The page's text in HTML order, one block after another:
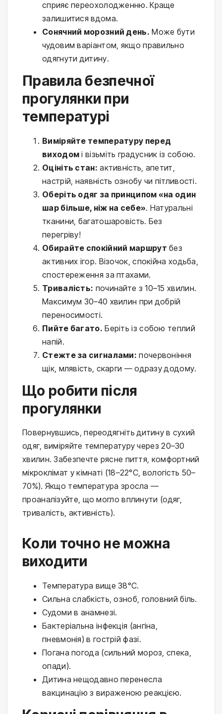
сприяє переохолодженню. Краще
залишитися вдома.
Сонячний морозний день. Може бути
чудовим варіантом, якщо правильно
одягнути дитину.
Правила безпечної
прогулянки при
температурі
Виміряйте температуру перед
виходом і візьміть градусник із собою.
Оцініть стан: активність, апетит,
настрій, наявність ознобу чи пітливості.
Оберіть одяг за принципом «на один
шар більше, ніж на себе». Натуральні
тканини, багатошаровість. Без
перегріву!
Обирайте спокійний маршрут без
активних ігор. Візочок, спокійна ходьба,
спостереження за птахами.
Тривалість: починайте з 10–15 хвилин.
Максимум 30–40 хвилин при добрій
переносимості.
Пийте багато. Беріть із собою теплий
напій.
Стежте за сигналами: почервоніння
щік, млявість, скарги — одразу додому.
Що робити після
прогулянки
Повернувшись, переодягніть дитину в сухий
одяг, виміряйте температуру через 20–30
хвилин. Забезпечте рясне пиття, комфортний
мікроклімат у кімнаті (18–22°C, вологість 50–
70%). Якщо температура зросла —
проаналізуйте, що могло вплинути (одяг,
тривалість, активність).
Коли точно не можна
виходити
Температура вище 38°C.
Сильна слабкість, озноб, головний біль.
Судоми в анамнезі.
Бактеріальна інфекція (ангіна,
пневмонія) в гострій фазі.
Погана погода (сильний мороз, спека,
опади).
Дитина нещодавно перенесла
вакцинацію з вираженою реакцією.